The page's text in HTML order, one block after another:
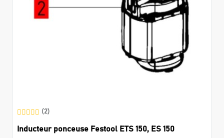
(2)
Inducteur ponceuse Festool ETS 150, ES 150